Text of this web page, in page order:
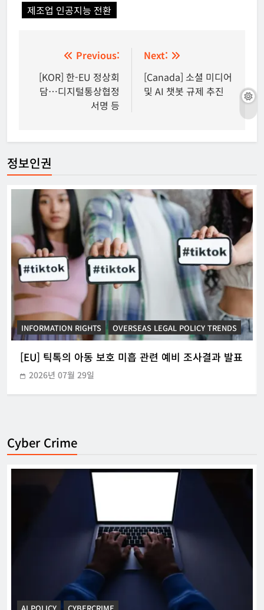
제조업 인공지능 전환
탐
색
Previous:
[KOR] 한-EU 정상회
담…디지털통상협정
서명 등
Next:
[Canada] 소셜 미디어
및 AI 챗봇 규제 추진
정보인권
INFORMATION RIGHTS KOREAN ICT POLICY TRENDS
[KOR] ‘본인전송요구권’ 사전협의 지원 시범운영
2026년 07월 21일
Cyber Crime
CYBERCRIME POLICE INVESTIGATION ANNOUNCEMENT